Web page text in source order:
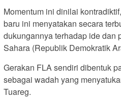
Momentum ini dinilai
baru ini menyatakan secara
dukungannya terhadap ide dan
Sahara (Republik Demokratik
Gerakan FLA sendiri dibentuk
sebagai wadah yang
Tuareg.